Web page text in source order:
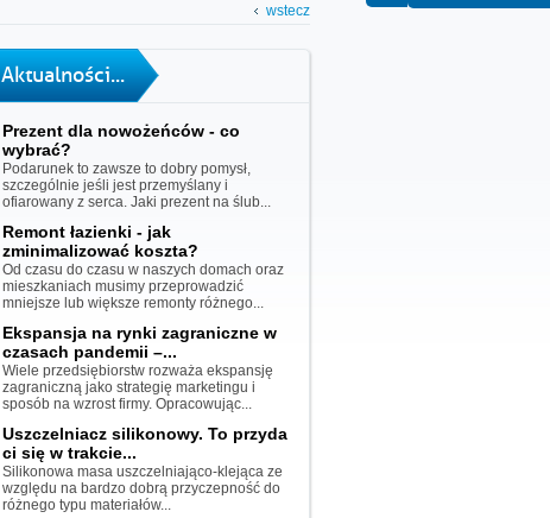
wstecz
Aktualności...
Prezent dla nowożeńców - co
wybrać?
Podarunek to zawsze to dobry pomysł,
szczególnie jeśli jest przemyślany i
ofiarowany z serca. Jaki prezent na ślub...
Remont łazienki - jak
zminimalizować koszta?
Od czasu do czasu w naszych domach oraz
mieszkaniach musimy przeprowadzić
mniejsze lub większe remonty różnego...
Ekspansja na rynki zagraniczne w
czasach pandemii –...
Wiele przedsiębiorstw rozważa ekspansję
zagraniczną jako strategię marketingu i
sposób na wzrost firmy. Opracowując...
Uszczelniacz silikonowy. To przyda
ci się w trakcie...
Silikonowa masa uszczelniająco-klejąca ze
względu na bardzo dobrą przyczepność do
różnego typu materiałów...